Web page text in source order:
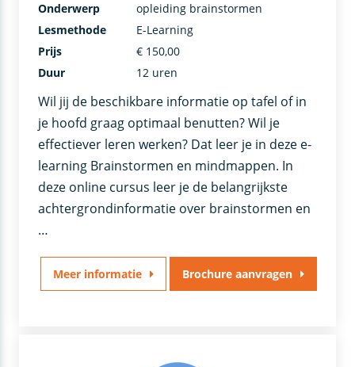
Wil jij de beschikbare informatie op tafel of in
je hoofd graag optimaal benutten? Wil je
effectiever leren werken? Dat leer je in deze e-
learning Brainstormen en mindmappen. In
deze online cursus leer je de belangrijkste
achtergrondinformatie over brainstormen en
…
Onderwerp
opleiding brainstormen
Lesmethode
E-Learning
Prijs
€ 150,00
Duur
12 uren
Meer informatie Brochure aanvragen